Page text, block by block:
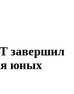
завершил
юных